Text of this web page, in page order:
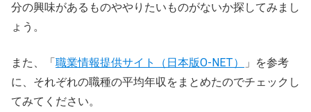
分の興味があるものややりたいものがないか探してみまし
ょう。
また、「 職業情報提供サイト（日本版O-NET）
」を参考
に、それぞれの職種の平均年収をまとめたのでチェックし
てみてください。